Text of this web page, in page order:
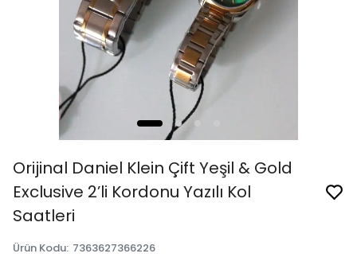
Orijinal Daniel Klein Çift Yeşil & Gold
Exclusive 2’li Kordonu Yazılı Kol
Saatleri
Ürün Kodu: 7363627366226